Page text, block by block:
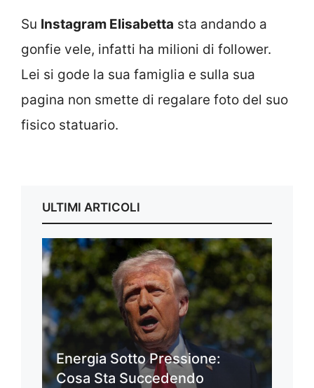
Su Instagram Elisabetta sta andando a
gonfie vele, infatti ha milioni di follower.
Lei si gode la sua famiglia e sulla sua
pagina non smette di regalare foto del suo
fisico statuario.
ULTIMI ARTICOLI
Energia Sotto Pressione:
Cosa Sta Succedendo